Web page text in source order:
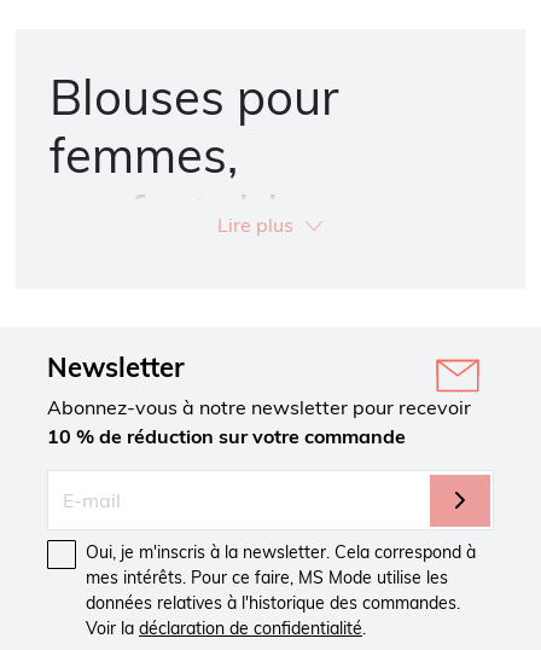
Blouses pour
femmes,
confortables,
quotidien
Une blouse est une pièce essentielle de votre garde-robe.
trouverez des blouses à la fois élégantes, confortables et
adaptées à votre quotidien.
Des blouses confortables avec stretch
et une coupe parfaite
Le confort d’une blouse dépend avant tout de sa coupe. C’est
Lire plus
Newsletter
Abonnez-vous à notre newsletter pour recevoir
10 % de réduction sur votre commande
Oui, je m'inscris à la newsletter. Cela correspond à
mes intérêts. Pour ce faire, MS Mode utilise les
données relatives à l'historique des commandes.
Voir la déclaration de confidentialité.